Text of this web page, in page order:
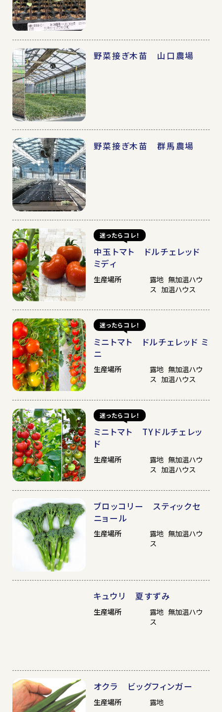
野菜接ぎ木苗 山口農場
野菜接ぎ木苗 群馬農場
迷ったらコレ！
中玉トマト ドルチェレッド
ミディ
生産場所
露地 無加温ハウ
ス 加温ハウス
迷ったらコレ！
ミニトマト ドルチェレッド ミ
ニ
生産場所
露地 無加温ハウ
ス 加温ハウス
迷ったらコレ！
ミニトマト TYドルチェレッ
ド
生産場所
露地 無加温ハウ
ス 加温ハウス
ブロッコリー スティックセ
ニョール
生産場所
露地 無加温ハウ
ス
キュウリ 夏すずみ
生産場所
露地 無加温ハウ
ス
オクラ ビッグフィンガー
生産場所 露地